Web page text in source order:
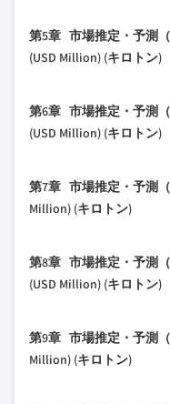
1.4 基本推定値
1.4.1 基準年
1.5 一次調査と検
1.5.1 一次ソ
1.7 調査の前提条
2.2.4 用途別
2.2.5 最終用
2.3 TAM分析、
2.4 CXOの視点：
2.4.2 重要
2.5 将来展望と戦
3.1.3 各段
3.1.4 バリ
3.2 産業への影響
3.2.1 成長ド
3.2.3 市場
3.3 成長可能性分
3.4.1 北米
3.4.2 欧州
3.4.4 ラテ
4.2 企業の市場
4.2.1 地域別
4.5 競争ポジシ
4.6.2 パー
第5章 市場推定・予測（
(USD Million) (キロトン)
5.2 植物由来
5.2.1 ハーブ
5.2.3 種子
5.3.1 藻類
5.3.4 その他
第6章 市場推定・予測（
(USD Million) (キロトン)
6.2 抗酸化物質
6.2.1 ポリ
6.2.3 ビタ
6.3.1 コラ
第7章 市場推定・予測（
Million) (キロトン)
7.2 抗老化
7.3 美白・明色化
7.5 保湿・水分
第8章 市場推定・予測（
(USD Million) (キロトン)
8.2 スキンケア
8.2.1 フェ
第9章 市場推定・予測（
Million) (キロトン)